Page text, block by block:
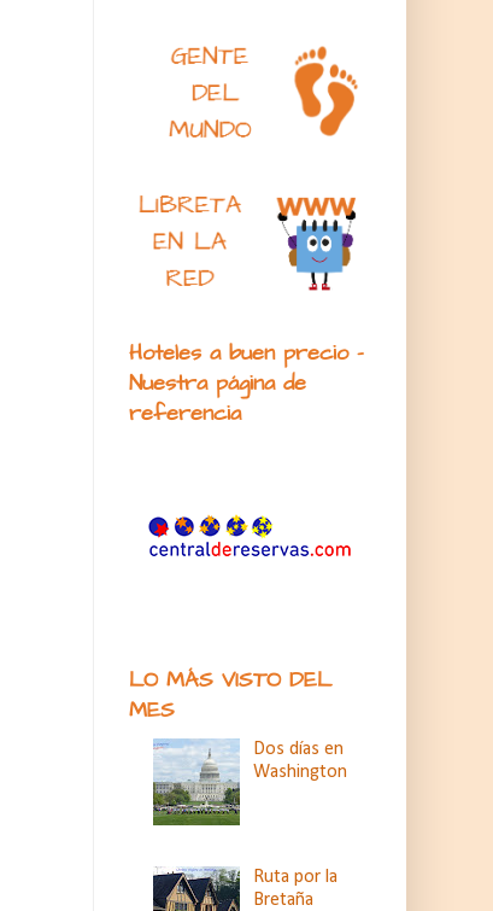
Hoteles a buen precio -
Nuestra página de
referencia
LO MÁS VISTO DEL
MES
Dos días en
Washington
Ruta por la
Bretaña